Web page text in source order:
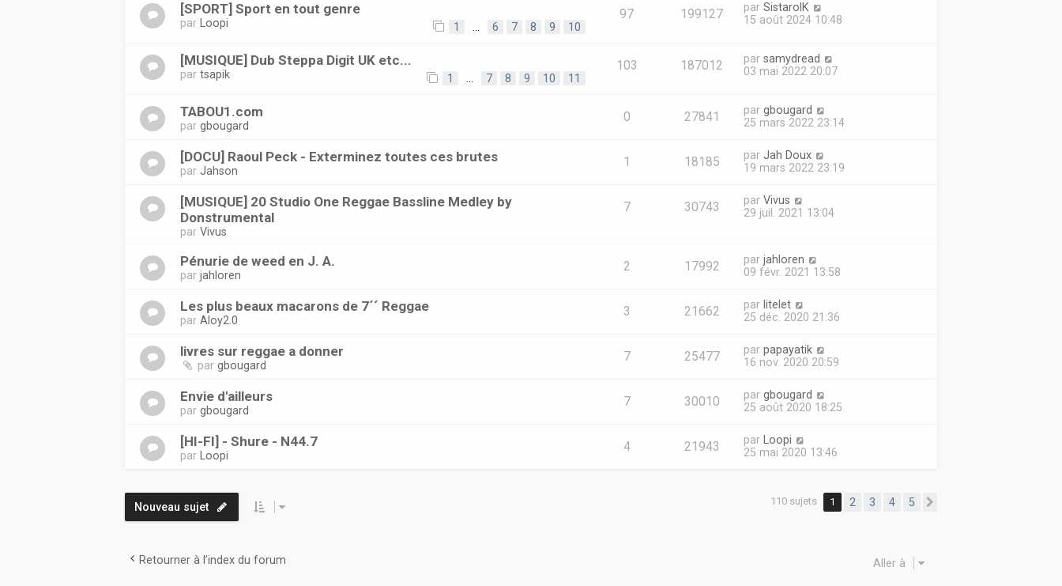
[SPORT] Sport en tout genre
par Loopi 1 6 7 8 9 10
97 199127 par SistarolK
15 août 2024 10:48
[MUSIQUE] Dub Steppa Digit UK etc...
partsapik 1 7 8 9 10 11
103 187012 par samydread
03 mai 2022 20:07
TABOU1.com
pargbougard
0 27841 par gbougard
25 mars 2022 23:14
[DOCU] Raoul Peck - Exterminez toutes ces brutes
parJahson
1 18185 par Jah Doux
19 mars 2022 23:19
[MUSIQUE] 20 Studio One Reggae Bassline Medley by
Donstrumental
parVivus
7 30743 par Vivus
29 juil. 2021 13:04
Pénurie de weed en J. A.
parjahloren
2 17992 par jahloren
09 févr. 2021 13:58
Les plus beaux macarons de 7´´ Reggae
parAloy2.0
3 21662 par litelet
25 déc. 2020 21:36
livres sur reggae a donner
pargbougard
7 25477 par papayatik
16 nov. 2020 20:59
Envie d'ailleurs
pargbougard
7 30010 par gbougard
25 août 2020 18:25
[HI-FI] - Shure - N44.7
par Loopi
4 21943 par
Loopi
25 mai 2020 13:46
Nouveau sujet 110 sujets 1 2 3 4 5
Retourner à l’index du forum Aller à